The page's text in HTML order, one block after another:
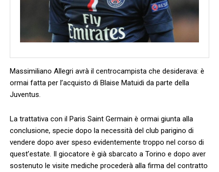
Massimiliano Allegri avrà il centrocampista che desiderava: è
ormai fatta per l’acquisto di Blaise Matuidi da parte della
Juventus.
La trattativa con il Paris Saint Germain è ormai giunta alla
conclusione, specie dopo la necessità del club parigino di
vendere dopo aver speso evidentemente troppo nel corso di
quest’estate. Il giocatore è già sbarcato a Torino e dopo aver
sostenuto le visite mediche procederà alla firma del contratto